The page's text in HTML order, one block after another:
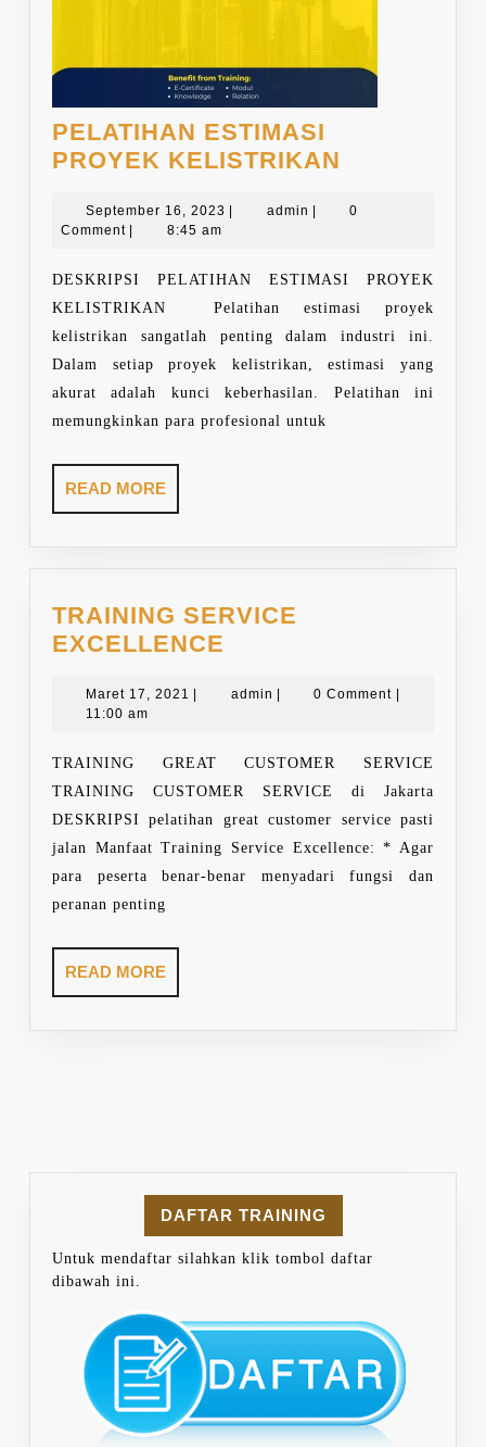
PELATIHAN ESTIMASI
PROYEK KELISTRIKAN
PROYEK
September 16, 2023 September
| admin admin
|
0
Comment | 8:45 am
DESKRIPSI PELATIHAN ESTIMASI PROYEK
KELISTRIKAN Pelatihan estimasi proyek
kelistrikan sangatlah penting dalam industri ini.
Dalam setiap proyek kelistrikan, estimasi yang
akurat adalah kunci keberhasilan. Pelatihan ini
memungkinkan para profesional untuk
READ MOREREAD
MORE
TRAINING SERVICE
EXCELLENCE
EXCELLENCE
Maret 17, 2021 Maret
admin admin0 Comment
11:00 am
TRAINING GREAT CUSTOMER SERVICE
TRAINING CUSTOMER SERVICE di Jakarta
DESKRIPSI pelatihan great customer service pasti
jalan Manfaat Training Service Excellence: * Agar
para peserta benar-benar menyadari fungsi dan
peranan penting
READ MOREREAD
MORE
DAFTAR TRAINING
Untuk mendaftar silahkan klik tombol daftar
dibawah ini.